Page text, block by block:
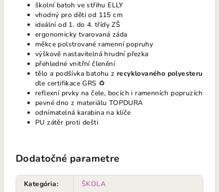
školní batoh ve střihu ELLY
vhodný pro děti od 115 cm
ideální od 1. do 4. třídy ZŠ
ergonomicky tvarovaná záda
měkce polstrované ramenní popruhy
výškově nastavitelná hrudní přezka
přehledné vnitřní členění
tělo a podšívka batohu z recyklovaného polyesteru
dle certifikace GRS ♻️
reflexní prvky na čele, bocích i ramenních popruzích
pevné dno z materiálu TOPDURA
odnímatelná karabina na klíče
PU zátěr proti dešti
Dodatočné parametre
Kategória:
ŠKOLA